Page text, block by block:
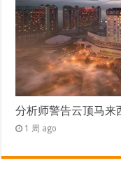
分析师警告云顶马来
1 周 ago